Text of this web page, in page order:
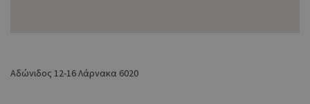
Αδώνιδος 12-16 Λάρνακα 6020